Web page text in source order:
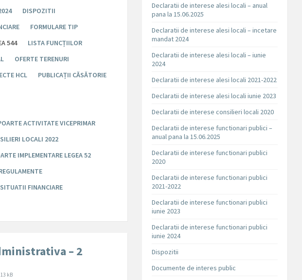
DISPOZITII
FORMULARE TIP
544
LISTA FUNCȚIILOR
OFERTE TERENURI
HCL
PUBLICAȚII CĂSĂTORIE
ACTIVITATE VICEPRIMAR
LOCALI 2022
IMPLEMENTARE LEGEA 52
SITUATII FINANCIARE
– 2
File
13 kB
Declaratii de interese alesi locali – anual
pana la 15.06.2025
Declaratii de interese alesi locali – incetare
mandat 2024
Declaratii de interese alesi locali – iunie
2024
Declaratii de interese alesi locali 2021-2022
Declaratii de interese alesi locali iunie 2023
Declaratii de interese consilieri locali 2020
Declaratii de interese functionari publici –
anual pana la 15.06.2025
Declaratii de interese functionari publici
2020
Declaratii de interese functionari publici
2021-2022
Declaratii de interese functionari publici
iunie 2023
Declaratii de interese functionari publici
iunie 2024
Dispozitii
Documente de interes public